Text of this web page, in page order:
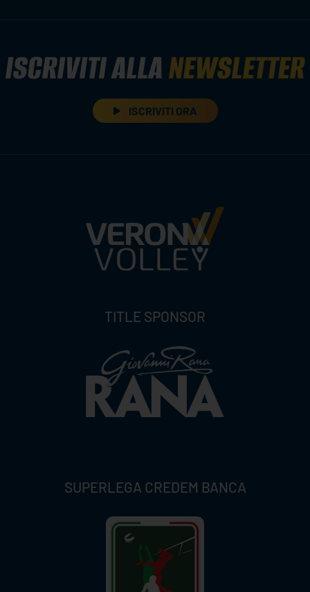
ISCRIVITI ALLANEWSLETTER
ISCRIVITI ORA
TITLE SPONSOR
SUPERLEGA CREDEM BANCA